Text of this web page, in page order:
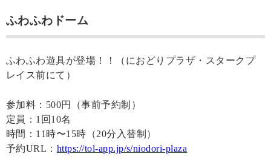
ふわふわドーム
ふわふわ遊具が登場！！（におどりプラザ・スタークプ
レイス前にて）
参加料：500円（事前予約制）
定員：1回10名
時間：11時〜15時（20分入替制）
予約URL： https://tol-app.jp/s/niodori-plaza